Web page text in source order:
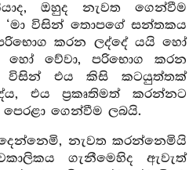
ඔහුද නැවත ගෙන්වීම
විසින් තොපගේ සන්තකය
කරන ලද්දේ යයි හෝ
හෝ වේවා, පරිභොග කරන
විසින් එය කිසි කටයුත්තක්
එය ප්‍රකෘතිමත් කරන්නට
පෙරළා ගෙන්වීම ලබයි.
නැවත කරන්නෙමියි
ගැනීමෙහිද ඇවැත්